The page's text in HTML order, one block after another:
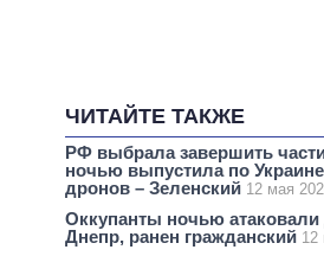
ЧИТАЙТЕ ТАКЖЕ
РФ выбрала завершить
ночью выпустила по
дронов – Зеленский 12 мая
Оккупанты ночью
Днепр, ранен гражданский 12